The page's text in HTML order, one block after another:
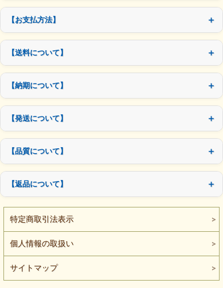
【お支払方法】
【送料について】
【納期について】
【発送について】
【品質について】
【返品について】
特定商取引法表示
個人情報の取扱い
サイトマップ